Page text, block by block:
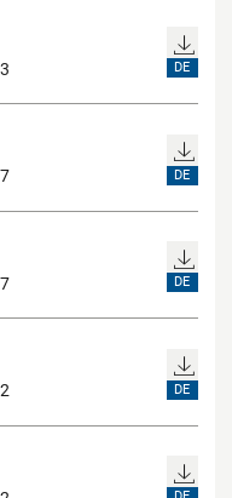
DE
DE
DE
DE